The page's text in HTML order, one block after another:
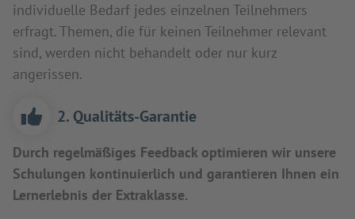
individuelle Bedarf jedes einzelnen Teilnehmers
erfragt. Themen, die für keinen Teilnehmer relevant
sind, werden nicht behandelt oder nur kurz
angerissen.
2. Qualitäts-Garantie
Durch regelmäßiges Feedback optimieren wir unsere
Schulungen kontinuierlich und garantieren Ihnen ein
Lernerlebnis der Extraklasse.